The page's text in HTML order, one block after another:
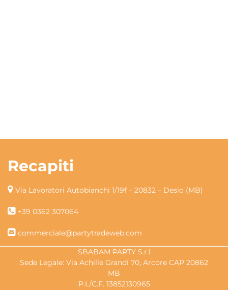
Recapiti
Via Lavoratori Autobianchi 1/19f – 20832 – Desio (MB)
+39 0362 307064
commerciale@partytradeweb.com
SBABAM PARTY S.r.l
Sede Legale: Via Achille Grandi 70, Arcore CAP 20862
MB
P.I./C.F. 13852130965